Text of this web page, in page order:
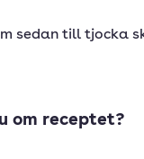
sedan till tjocka
om receptet?